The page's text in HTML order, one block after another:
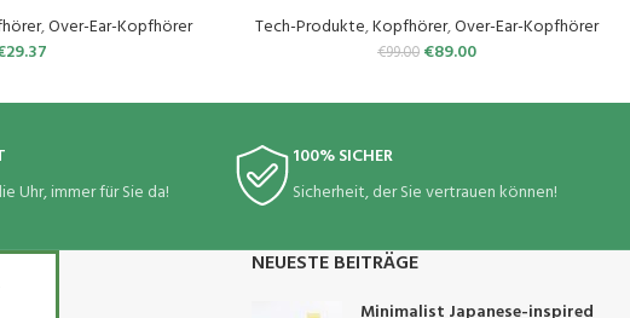
hören unterwegs
JBLT500BLK
,Over-Ear-Kopfhörer
29.37
Tech-Produkte,Kopfhörer,Over-Ear-Kopfhörer
€99.00 €89.00
Uhr, immer für Sie da!
100% SICHER
Sicherheit, der Sie vertrauen können!
NEUESTE BEITRÄGE